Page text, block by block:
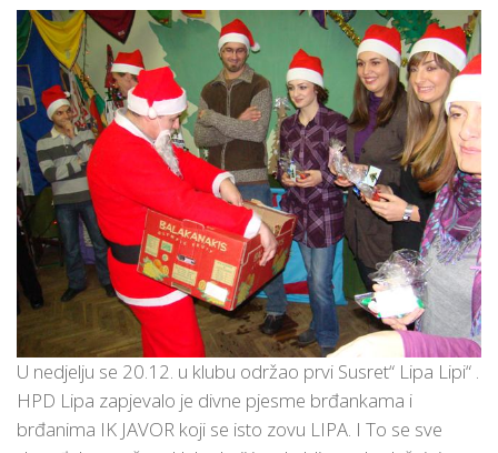
U nedjelju se 20.12. u klubu održao prvi Susret“ Lipa Lipi“ .
HPD Lipa zapjevalo je divne pjesme brđankama i
brđanima IK JAVOR koji se isto zovu LIPA. I To se sve